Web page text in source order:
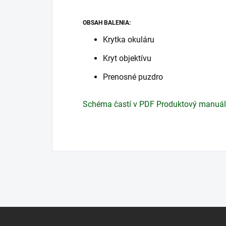
OBSAH BALENIA:
Krytka okuláru
Kryt objektívu
Prenosné puzdro
Schéma častí v PDF Produktový